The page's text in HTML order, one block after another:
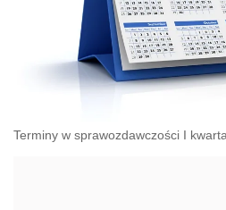
Terminy w sprawozdawczości I